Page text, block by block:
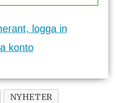
logga in
konto
NYHETER